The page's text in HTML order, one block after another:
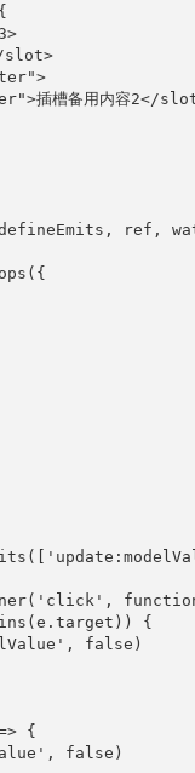
slot>
插槽备用内容2</
ref,
{
false)
{
false)